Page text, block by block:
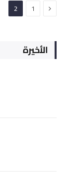
السابق
1
2
الأخيرة